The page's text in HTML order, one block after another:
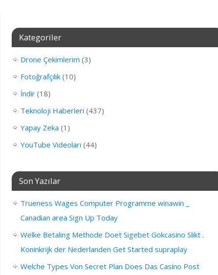
Kategoriler
Drone Çekimlerim (3)
Fotoğrafçılık(10)
İndir(18)
Teknoloji Haberleri (437)
Yapay Zeka (1)
YouTube Videoları (44)
Son Yazılar
Trueness Wages Computer Programme winawin _
Canadian area Sign Up Today
Welke Betaling Methode Doet Sigebet Gokcasino Slikt .
Koninkrijk der Nederlanden Get Started supraplay
Welche Types Von Secret Plan Does Das Casino Post